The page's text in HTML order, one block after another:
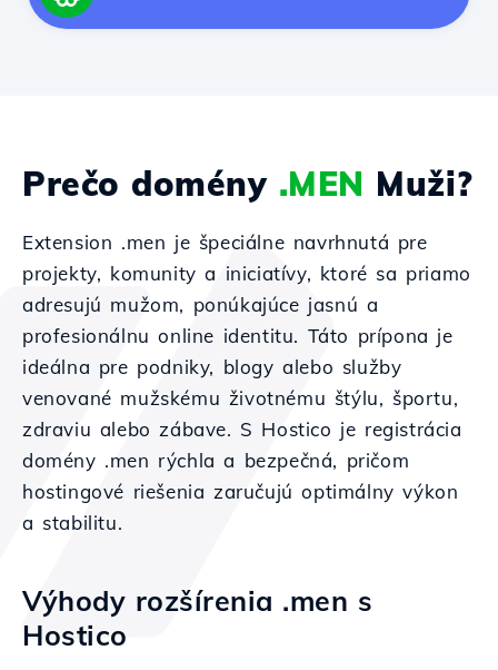
Prečo domény .MEN Muži?
Extension .men je špeciálne navrhnutá pre
projekty, komunity a iniciatívy, ktoré sa priamo
adresujú mužom, ponúkajúce jasnú a
profesionálnu online identitu. Táto prípona je
ideálna pre podniky, blogy alebo služby
venované mužskému životnému štýlu, športu,
zdraviu alebo zábave. S Hostico je registrácia
domény .men rýchla a bezpečná, pričom
hostingové riešenia zaručujú optimálny výkon
a stabilitu.
Výhody rozšírenia .men s
Hostico